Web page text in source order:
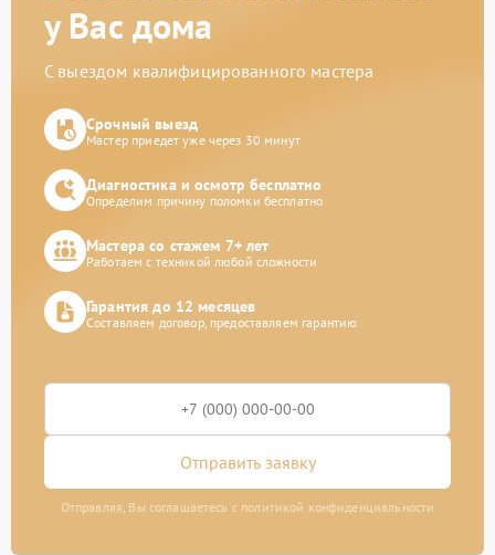
у Вас дома
С выездом квалифицированного мастера
Срочный выезд
Мастер приедет уже через 30 минут
Диагностика и осмотр бесплатно
Определим причину поломки бесплатно
Мастера со стажем 7+ лет
Работаем с техникой любой сложности
Гарантия до 12 месяцев
Составляем договор, предоставляем гарантию
Отправить заявку
Отправляя, Вы соглашаетесь с политикой конфиденциальности